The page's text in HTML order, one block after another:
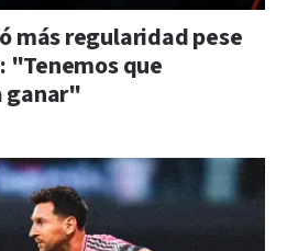
más regularidad pese
"Tenemos que
ganar"